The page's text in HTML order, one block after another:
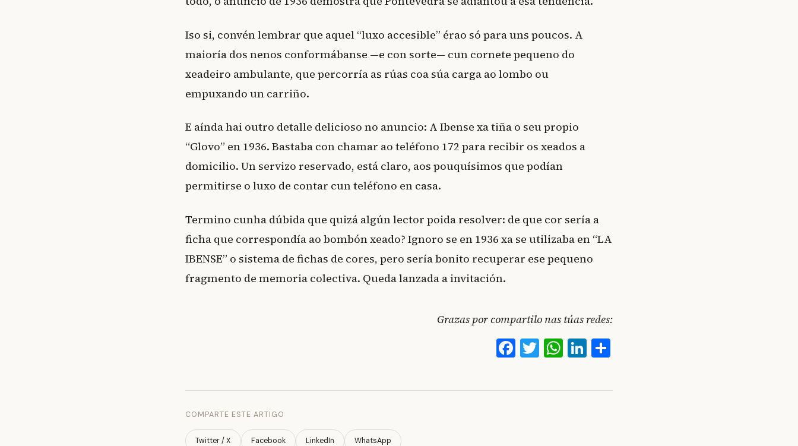
Iso si, convén lembrar que aquel “luxo accesible” érao só para uns poucos. A
maioría dos nenos conformábanse —e con sorte— cun cornete pequeno do
xeadeiro ambulante, que percorría as rúas coa súa carga ao lombo ou
empuxando un carriño.
E aínda hai outro detalle delicioso no anuncio: A Ibense xa tiña o seu propio
“Glovo” en 1936. Bastaba con chamar ao teléfono 172 para recibir os xeados a
domicilio. Un servizo reservado, está claro, aos pouquísimos que podían
permitirse o luxo de contar cun teléfono en casa.
Termino cunha dúbida que quizá algún lector poida resolver: de que cor sería a
ficha que correspondía ao bombón xeado? Ignoro se en 1936 xa se utilizaba en “LA
IBENSE” o sistema de fichas de cores, pero sería bonito recuperar ese pequeno
fragmento de memoria colectiva. Queda lanzada a invitación.
Grazas por compartilo nas túas redes:
Facebook
Twitter
WhatsApp
LinkedIn
COMPARTE ESTE ARTIGO
Twitter / X Facebook LinkedIn WhatsApp